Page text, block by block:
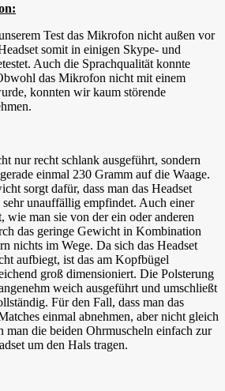
Test das Mikrofon nicht außen vor
somit in einigen Skype- und
Auch die Sprachqualität konnte
das Mikrofon nicht mit einem
konnten wir kaum störende
nur recht schlank ausgeführt, sondern
einmal 230 Gramm auf die Waage.
sorgt dafür, dass man das Headset
sehr unauffällig empfindet. Auch einer
wie man sie von der ein oder anderen
das geringe Gewicht in Kombination
nichts im Wege. Da sich das Headset
aufbiegt, ist das am Kopfbügel
groß dimensioniert. Die Polsterung
weich ausgeführt und umschließt
Für den Fall, dass man das
einmal abnehmen, aber nicht gleich
man die beiden Ohrmuscheln einfach zur
um den Hals tragen.